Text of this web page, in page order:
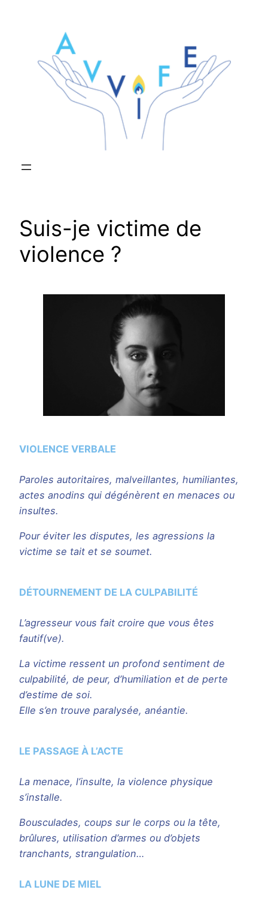
Suis-je victime de
violence ?
VIOLENCE VERBALE
Paroles autoritaires, malveillantes, humiliantes,
actes anodins qui dégénèrent en menaces ou
insultes.
Pour éviter les disputes, les agressions la
victime se tait et se soumet.
DÉTOURNEMENT DE LA CULPABILITÉ
L’agresseur vous fait croire que vous êtes
fautif(ve).
La victime ressent un profond sentiment de
culpabilité, de peur, d’humiliation et de perte
d’estime de soi.
Elle s’en trouve paralysée, anéantie.
LE PASSAGE À L’ACTE
La menace, l’insulte, la violence physique
s’installe.
Bousculades, coups sur le corps ou la tête,
brûlures, utilisation d’armes ou d’objets
tranchants, strangulation…
LA LUNE DE MIEL